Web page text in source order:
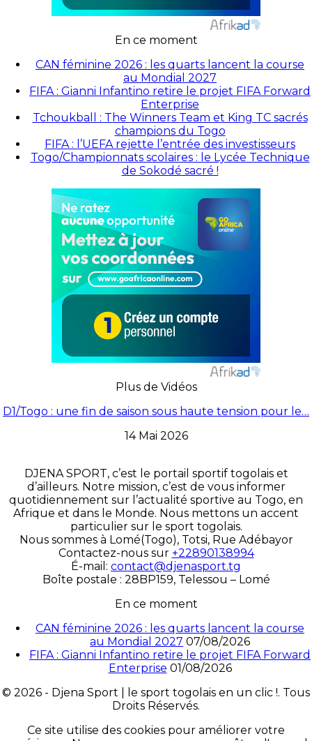
En ce moment
CAN féminine 2026 : les quarts lancent la course
au Mondial 2027
FIFA : Gianni Infantino retire le projet FIFA Forward
Enterprise
Tchoukball : The Winners Team et King TC sacrés
champions du Togo
FIFA : l’UEFA rejette l’entrée des investisseurs
Togo/Championnats scolaires : le Lycée Technique
de Sokodé sacré !
Plus de Vidéos
D1/Togo : une fin de saison sous haute tension pour le…
14 Mai 2026
DJENA SPORT, c’est le portail sportif togolais et
d’ailleurs. Notre mission, c’est de vous informer
quotidiennement sur l’actualité sportive au Togo, en
Afrique et dans le Monde. Nous mettons un accent
particulier sur le sport togolais.
Nous sommes à Lomé(Togo), Totsi, Rue Adébayor
Contactez-nous sur +22890138994
É-mail: contact@djenasport.tg
Boîte postale : 28BP159, Telessou – Lomé
En ce moment
CAN féminine 2026 : les quarts lancent la course
au Mondial 2027 07/08/2026
FIFA : Gianni Infantino retire le projet FIFA Forward
Enterprise 01/08/2026
© 2026 - Djena Sport | le sport togolais en un clic !. Tous
Droits Réservés.
Ce site utilise des cookies pour améliorer votre